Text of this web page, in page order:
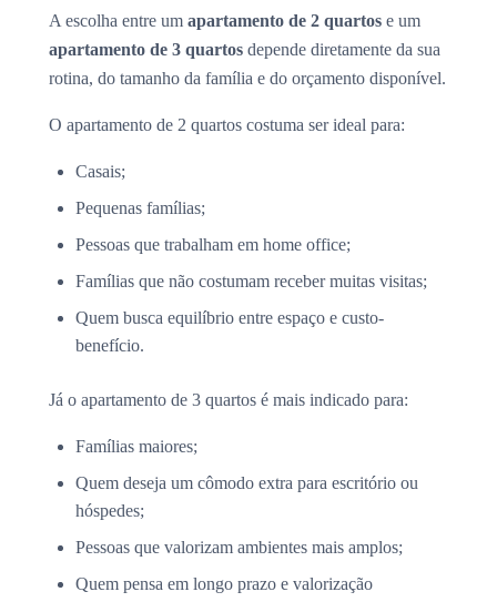
A escolha entre um apartamento de 2 quartos e um
apartamento de 3 quartos depende diretamente da sua
rotina, do tamanho da família e do orçamento disponível.
O apartamento de 2 quartos costuma ser ideal para:
Casais;
Pequenas famílias;
Pessoas que trabalham em home office;
Famílias que não costumam receber muitas visitas;
Quem busca equilíbrio entre espaço e custo-
benefício.
Já o apartamento de 3 quartos é mais indicado para:
Famílias maiores;
Quem deseja um cômodo extra para escritório ou
hóspedes;
Pessoas que valorizam ambientes mais amplos;
Quem pensa em longo prazo e valorização